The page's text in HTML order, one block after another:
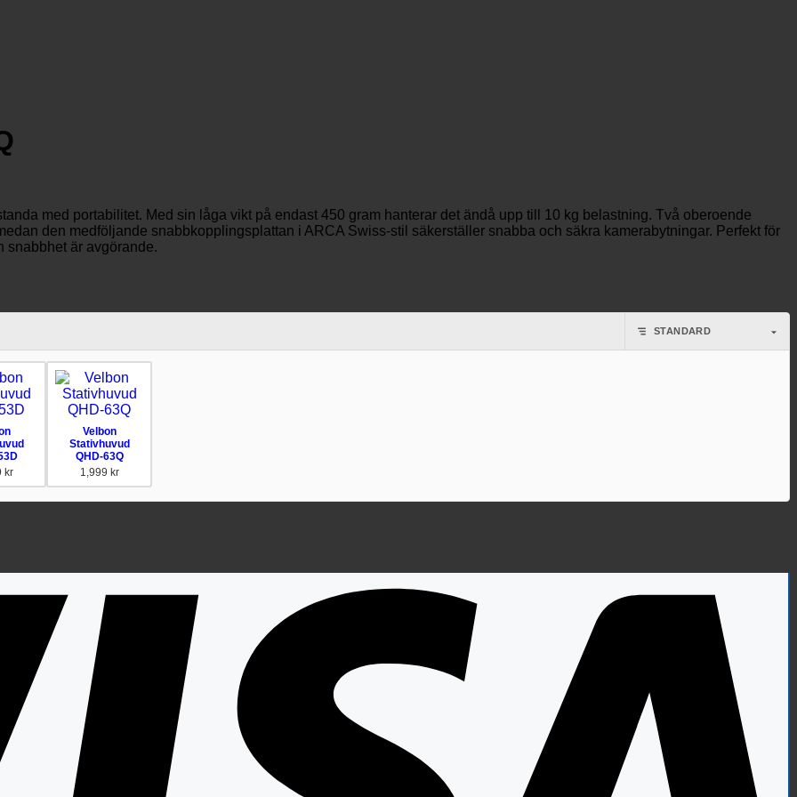
med portabilitet. Med sin låga vikt på endast 450 gram hanterar det ändå upp till 10 kg belastning. Två oberoende
den medföljande snabbkopplingsplattan i ARCA Swiss-stil säkerställer snabba och säkra kamerabytningar. Perfekt för
snabbhet är avgörande.
kr
Velbon
Stativhuvud
QHD-63Q
1,999 kr